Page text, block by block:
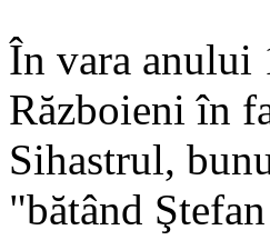
În vara anului
Războieni în
Sihastrul,
"bătând